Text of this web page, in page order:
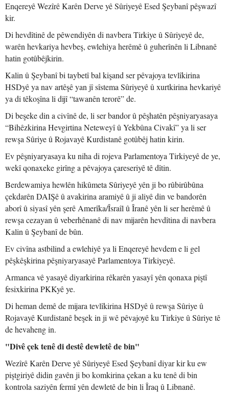
Enqereyê Wezîrê Karên Derve yê Sûriyeyê Esed Şeybanî pêşwazî
kir.
Di hevdîtinê de pêwendiyên di navbera Tirkiye û Sûriyeyê de,
warên hevkariya hevbeş, ewlehiya herêmê û guherînên li Libnanê
hatin gotûbêjkirin.
Kalin û Şeybanî bi taybetî bal kişand ser pêvajoya tevlîkirina
HSDyê ya nav artêşê yan jî sîstema Sûriyeyê û xurtkirina hevkariyê
ya di têkoşîna li dijî “tawanên terorê” de.
Di beşeke din a civînê de, li ser bandor û pêşhatên pêşniyaryasaya
“Bihêzkirina Hevgirtina Neteweyî û Yekbûna Civakî” ya li ser
rewşa Sûriye û Rojavayê Kurdistanê gotûbêj hatin kirin.
Ev pêşniyaryasaya ku niha di rojeva Parlamentoya Tirkiyeyê de ye,
wekî qonaxeke girîng a pêvajoya çareseriyê tê dîtin.
Berdewamiya hewlên hikûmeta Sûriyeyê yên ji bo rûbirûbûna
çekdarên DAIŞê û avakirina aramiyê û ji aliyê din ve bandorên
aborî û siyasî yên şerê Amerîka/Îsraîl û Îranê yên li ser herêmê û
rewşa cezayan û veberhênanê di nav mijarên hevdîtina di navbera
Kalin û Şeybanî de bûn.
Ev civîna astbilind a ewlehiyê ya li Enqereyê hevdem e li gel
pêşkêşkirina pêşniyaryasayê Parlamentoya Tirkiyeyê.
Armanca vê yasayê diyarkirina rêkarên yasayî yên qonaxa piştî
fesixkirina PKKyê ye.
Di heman demê de mijara tevlîkirina HSDyê û rewşa Sûriye û
Rojavayê Kurdistanê beşek in ji wê pêvajoyê ku Tirkiye û Sûriye tê
de hevaheng in.
"Divê çek tenê di destê dewletê de bin"
Wezîrê Karên Derve yê Sûriyeyê Esed Şeybanî diyar kir ku ew
piştgiriyê didin gavên ji bo komkirina çekan a ku tenê di bin
kontrola saziyên fermî yên dewletê de bin li Îraq û Libnanê.